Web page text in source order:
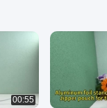
00:55